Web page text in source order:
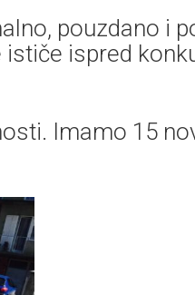
pouzdano i
ispred
Imamo 15